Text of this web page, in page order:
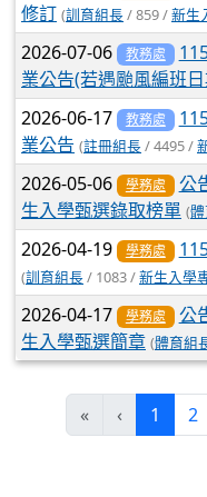
修訂 (訓育組長/ 859 /新生
2026-07-06 教務處
業公告(若遇颱風編班
2026-06-17 教務處
業公告 (註冊組長/ 4495 /
2026-05-06 學務處
公
生入學甄選錄取榜單 (
2026-04-19 學務處
(訓育組長/ 1083 /新生入學
2026-04-17 學務處
公
生入學甄選簡章 (體育組
« ‹ 1 2